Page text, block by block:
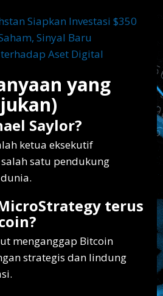
Siapkan Investasi $350
Sinyal Baru
Aset Digital
yang
Saylor?
ketua eksekutif
satu pendukung
terus
menganggap Bitcoin
strategis dan lindung